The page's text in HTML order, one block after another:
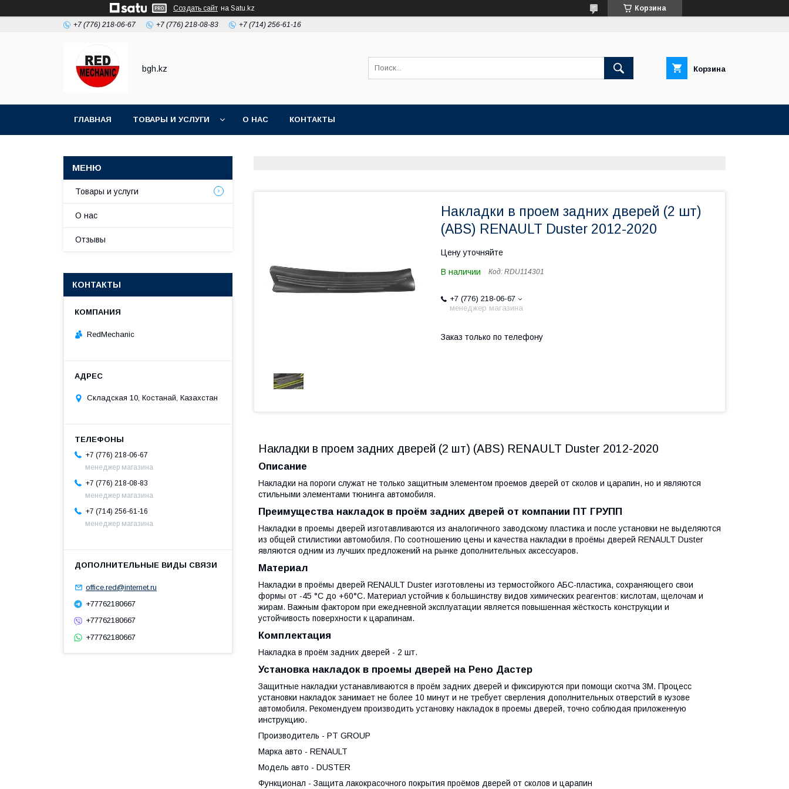
Создать сайт на Satu.kz Корзина
+7 (776) 218-06-67 +7 (776) 218-08-83 +7 (714) 256-61-16
bgh.kz Корзина
ГЛАВНАЯ ТОВАРЫ И УСЛУГИ О НАС КОНТАКТЫ
Накладки в проем задних дверей (2 шт)
(ABS) RENAULT Duster 2012-2020
Цену уточняйте
В наличии Код: RDU114301
+7 (776) 218-06-67
менеджер магазина
Заказ только по телефону
Накладки в проем задних дверей (2 шт) (ABS) RENAULT Duster 2012-2020
Описание
Накладки на пороги служат не только защитным элементом проемов дверей от сколов и царапин, но и являются
стильными элементами тюнинга автомобиля.
Преимущества накладок в проём задних дверей от компании ПТ ГРУПП
Накладки в проемы дверей изготавливаются из аналогичного заводскому пластика и после установки не выделяются
из общей стилистики автомобиля. По соотношению цены и качества накладки в проёмы дверей RENAULT Duster
являются одним из лучших предложений на рынке дополнительных аксессуаров.
Материал
Накладки в проёмы дверей RENAULT Duster изготовлены из термостойкого АБС-пластика, сохраняющего свои
формы от -45 °C до +60°C. Материал устойчив к большинству видов химических реагентов: кислотам, щелочам и
жирам. Важным фактором при ежедневной эксплуатации является повышенная жёсткость конструкции и
устойчивость поверхности к царапинам.
Комплектация
Накладка в проём задних дверей - 2 шт.
Установка накладок в проемы дверей на Рено Дастер
Защитные накладки устанавливаются в проём задних дверей и фиксируются при помощи скотча 3М. Процесс
установки накладок занимает не более 10 минут и не требует сверления дополнительных отверстий в кузове
автомобиля. Рекомендуем производить установку накладок в проемы дверей, точно соблюдая приложенную
инструкцию.
Производитель - PT GROUP
Марка авто - RENAULT
Модель авто - DUSTER
Функционал - Защита лакокрасочного покрытия проёмов дверей от сколов и царапин
Товары и услуги
О нас
Отзывы
КОНТАКТЫ
RedMechanic
Складская 10, Костанай, Казахстан
+7 (776) 218-06-67
менеджер магазина
+7 (776) 218-08-83
менеджер магазина
+7 (714) 256-61-16
менеджер магазина
office.red@internet.ru
+77762180667
+77762180667
+77762180667